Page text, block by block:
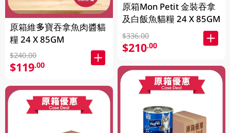
原箱維多寶吞拿魚肉醬貓
糧 24 X 85GM
$240.00
$119.00
原箱Mon Petit 金裝吞拿
及白飯魚貓糧 24 X 85GM
$336.00
$210.00